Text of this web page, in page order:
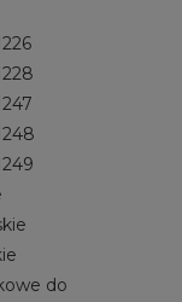
do